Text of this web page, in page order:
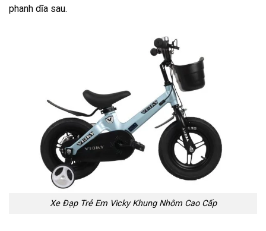
phanh dĩa sau.
Xe Đạp Trẻ Em Vicky Khung Nhôm Cao Cấp